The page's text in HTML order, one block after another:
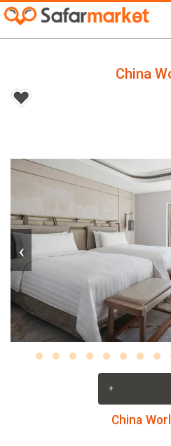
›
+